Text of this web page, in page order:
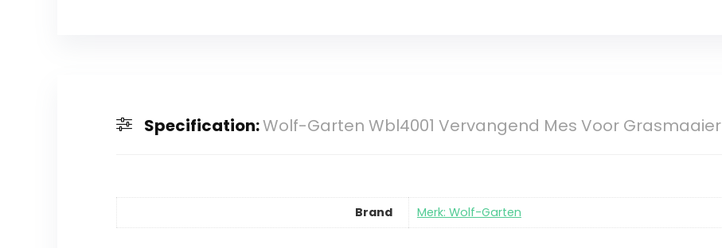
Specification:Wolf-Garten Wbl4001 Vervangend Mes Voor Grasmaaier
Brand Merk: Wolf-Garten